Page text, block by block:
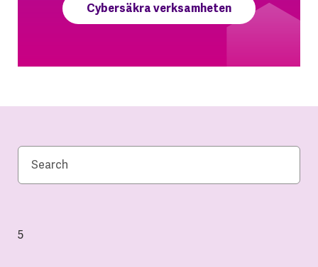
Cybersäkra verksamheten
5